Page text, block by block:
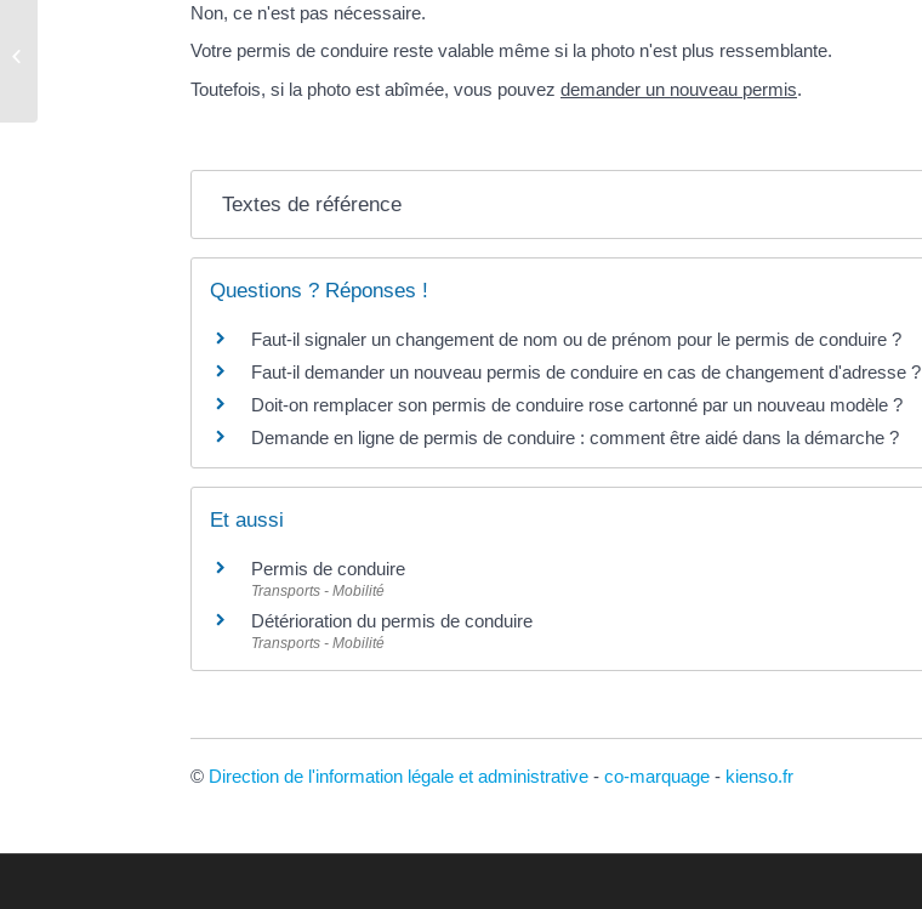
Non, ce n'est pas nécessaire.
Votre permis de conduire reste valable même si la photo n'est plus ressemblante.
Toutefois, si la photo est abîmée, vous pouvez demander un nouveau permis.
Textes de référence
Questions ? Réponses !
Faut-il signaler un changement de nom ou de prénom pour le permis de conduire ?
Faut-il demander un nouveau permis de conduire en cas de changement d'adresse ?
Doit-on remplacer son permis de conduire rose cartonné par un nouveau modèle ?
Demande en ligne de permis de conduire : comment être aidé dans la démarche ?
Et aussi
Permis de conduire
Transports - Mobilité
Détérioration du permis de conduire
Transports - Mobilité
© Direction de l'information légale et administrative - co-marquage - kienso.fr